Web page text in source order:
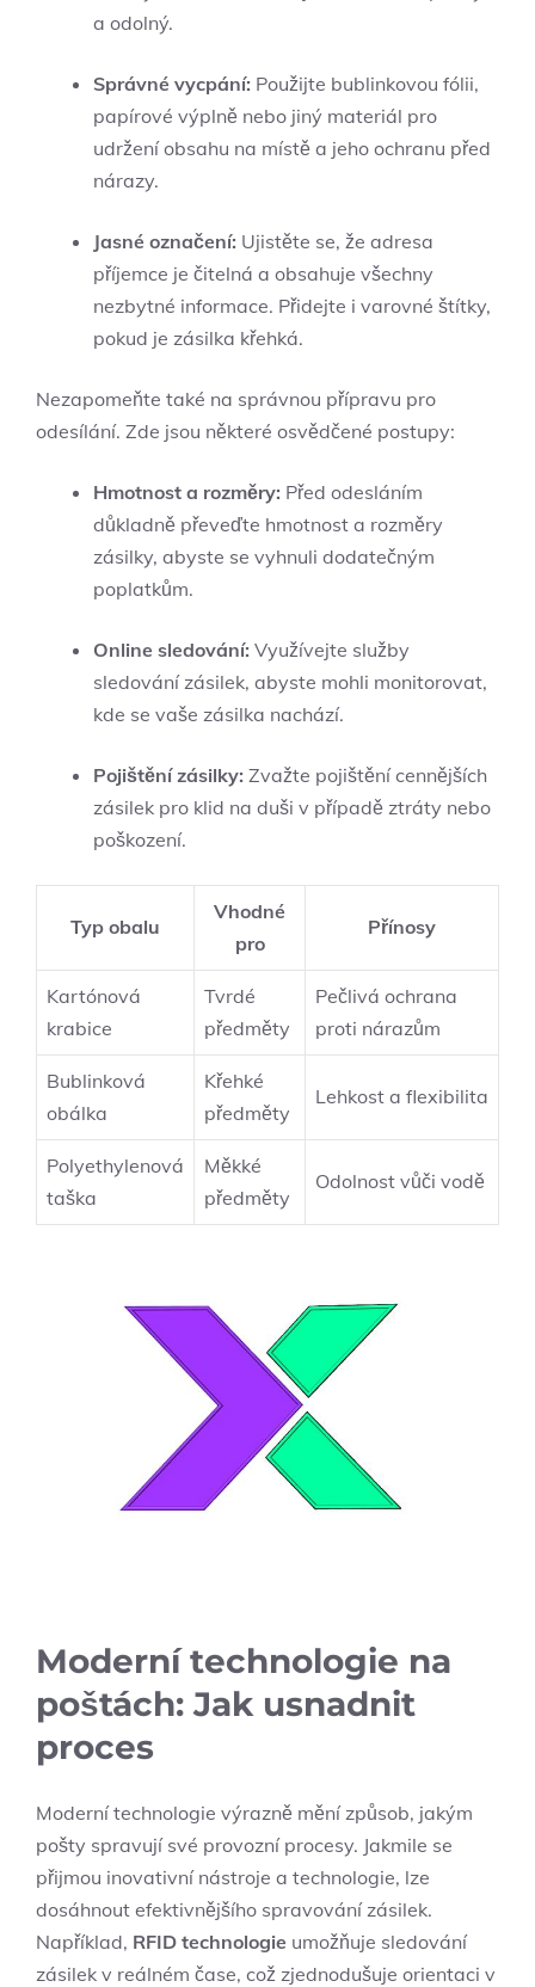
a odolný.
Správné vycpání: Použijte bublinkovou fólii,
papírové výplně nebo jiný materiál pro
udržení obsahu na místě a jeho ochranu před
nárazy.
Jasné označení: Ujistěte se, že adresa
příjemce je čitelná a obsahuje všechny
nezbytné informace. Přidejte i varovné štítky,
pokud je zásilka křehká.
Nezapomeňte také na správnou přípravu pro
odesílání. Zde jsou některé osvědčené postupy:
Hmotnost a rozměry: Před odesláním
důkladně převeďte hmotnost a rozměry
zásilky, abyste se vyhnuli dodatečným
poplatkům.
Online sledování: Využívejte služby
sledování zásilek, abyste mohli monitorovat,
kde se vaše zásilka nachází.
Pojištění zásilky: Zvažte pojištění cennějších
zásilek pro klid na duši v případě ztráty nebo
poškození.
Typ obalu
Vhodné
pro
Přínosy
Kartónová
krabice
Tvrdé
předměty
Pečlivá ochrana
proti nárazům
Bublinková
obálka
Křehké
předměty
Lehkost a flexibilita
Polyethylenová
taška
Měkké
předměty
Odolnost vůči vodě
Moderní technologie na
poštách: Jak usnadnit
proces
Moderní technologie výrazně mění způsob, jakým
pošty spravují své provozní procesy. Jakmile se
přijmou inovativní nástroje a technologie, lze
dosáhnout efektivnějšího spravování zásilek.
Například, RFID technologie umožňuje sledování
zásilek v reálném čase, což zjednodušuje orientaci v